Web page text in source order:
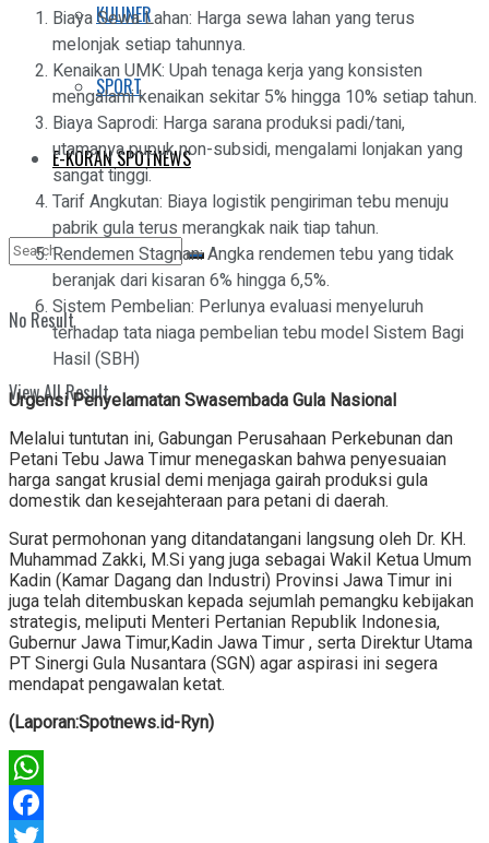
KULINER
SPORT
E-KORAN SPOTNEWS
No Result
View All Result
Biaya Sewa Lahan: Harga sewa lahan yang terus
melonjak setiap tahunnya.
Kenaikan UMK: Upah tenaga kerja yang konsisten
mengalami kenaikan sekitar 5% hingga 10% setiap tahun.
Biaya Saprodi: Harga sarana produksi padi/tani,
utamanya pupuk non-subsidi, mengalami lonjakan yang
sangat tinggi.
Tarif Angkutan: Biaya logistik pengiriman tebu menuju
pabrik gula terus merangkak naik tiap tahun.
Rendemen Stagnan: Angka rendemen tebu yang tidak
beranjak dari kisaran 6% hingga 6,5%.
Sistem Pembelian: Perlunya evaluasi menyeluruh
terhadap tata niaga pembelian tebu model Sistem Bagi
Hasil (SBH)
Urgensi Penyelamatan Swasembada Gula Nasional
Melalui tuntutan ini, Gabungan Perusahaan Perkebunan dan
Petani Tebu Jawa Timur menegaskan bahwa penyesuaian
harga sangat krusial demi menjaga gairah produksi gula
domestik dan kesejahteraan para petani di daerah.
Surat permohonan yang ditandatangani langsung oleh Dr. KH.
Muhammad Zakki, M.Si yang juga sebagai Wakil Ketua Umum
Kadin (Kamar Dagang dan Industri) Provinsi Jawa Timur ini
juga telah ditembuskan kepada sejumlah pemangku kebijakan
strategis, meliputi Menteri Pertanian Republik Indonesia,
Gubernur Jawa Timur,Kadin Jawa Timur , serta Direktur Utama
PT Sinergi Gula Nusantara (SGN) agar aspirasi ini segera
mendapat pengawalan ketat.
(Laporan:Spotnews.id-Ryn)
WhatsApp